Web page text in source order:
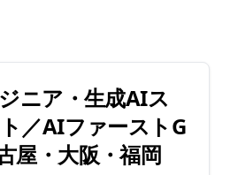
ニア・生成AIス
／AIファーストG
屋・大阪・福岡